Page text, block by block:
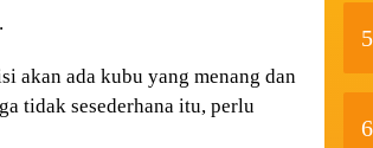
akan ada kubu yang menang dan
tidak sesederhana itu, perlu
5
6